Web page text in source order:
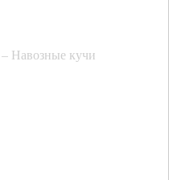
Навозные кучи